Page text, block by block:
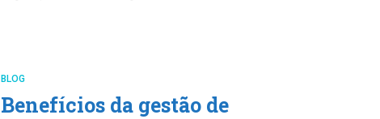
BLOG
Benefícios da gestão de